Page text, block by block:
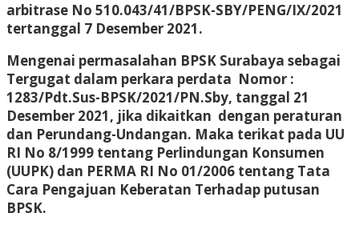
arbitrase No 510.043/41/BPSK-SBY/PENG/IX/2021
tertanggal 7 Desember 2021.
Mengenai permasalahan BPSK Surabaya sebagai
Tergugat dalam perkara perdata Nomor :
1283/Pdt.Sus-BPSK/2021/PN.Sby, tanggal 21
Desember 2021, jika dikaitkan dengan peraturan
dan Perundang-Undangan. Maka terikat pada UU
RI No 8/1999 tentang Perlindungan Konsumen
(UUPK) dan PERMA RI No 01/2006 tentang Tata
Cara Pengajuan Keberatan Terhadap putusan
BPSK.